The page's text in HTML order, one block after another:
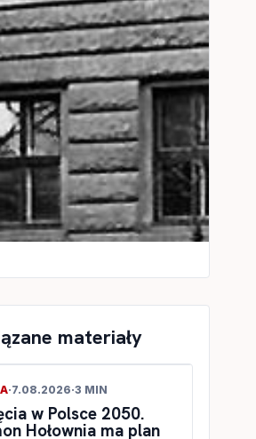
materiały
·7.08.2026·3 MIN
w Polsce 2050.
Hołownia ma plan